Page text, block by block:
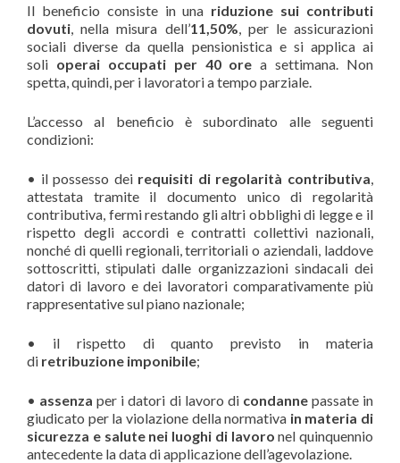
Il beneficio consiste in una riduzione sui contributi
dovuti , nella misura dell’11,50% , per le assicurazioni
sociali diverse da quella pensionistica e si applica ai
soli operai occupati per 40 ore a settimana. Non
spetta, quindi, per i lavoratori a tempo parziale.
L’accesso al beneficio è subordinato alle seguenti
condizioni:
• il possesso dei requisiti di regolarità contributiva
attestata tramite il documento unico di regolarità
contributiva, fermi restando gli altri obblighi di legge e il
rispetto degli accordi e contratti collettivi nazionali,
nonché di quelli regionali, territoriali o aziendali, laddove
sottoscritti, stipulati dalle organizzazioni sindacali dei
datori di lavoro e dei lavoratori comparativamente più
rappresentative sul piano nazionale;
• il rispetto di quanto previsto in materia
di retribuzione imponibile;
• assenza per i datori di lavoro di condannepassate in
giudicato per la violazione della normativa in materia di
sicurezza e salute nei luoghi di lavoro nel quinquennio
antecedente la data di applicazione dell’agevolazione.